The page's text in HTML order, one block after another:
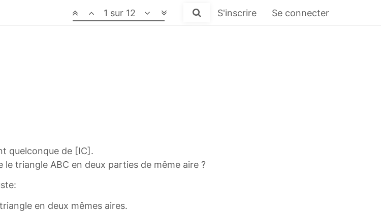
S'inscrire Se connecter
1 sur 12
quelconque de [IC].
triangle ABC en deux parties de même aire ?
en deux mêmes aires.